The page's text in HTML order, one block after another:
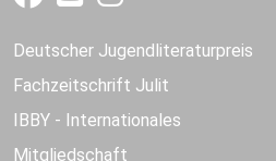
Deutscher Jugendliteraturpreis
Fachzeitschrift Julit
IBBY - Internationales
Mitgliedschaft